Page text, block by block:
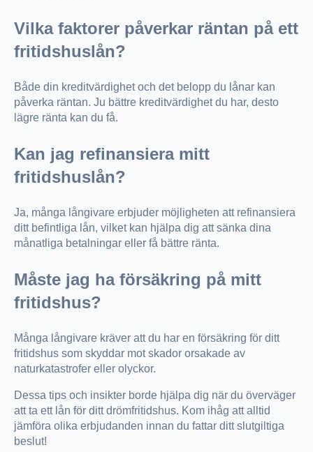
Vilka faktorer påverkar räntan på ett
fritidshuslån?
Både din kreditvärdighet och det belopp du lånar kan
påverka räntan. Ju bättre kreditvärdighet du har, desto
lägre ränta kan du få.
Kan jag refinansiera mitt
fritidshuslån?
Ja, många långivare erbjuder möjligheten att refinansiera
ditt befintliga lån, vilket kan hjälpa dig att sänka dina
månatliga betalningar eller få bättre ränta.
Måste jag ha försäkring på mitt
fritidshus?
Många långivare kräver att du har en försäkring för ditt
fritidshus som skyddar mot skador orsakade av
naturkatastrofer eller olyckor.
Dessa tips och insikter borde hjälpa dig när du överväger
att ta ett lån för ditt drömfritidshus. Kom ihåg att alltid
jämföra olika erbjudanden innan du fattar ditt slutgiltiga
beslut!